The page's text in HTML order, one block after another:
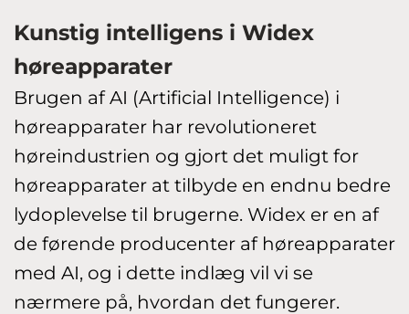
Kunstig intelligens i Widex
høreapparater
Brugen af AI (Artificial Intelligence) i
høreapparater har revolutioneret
høreindustrien og gjort det muligt for
høreapparater at tilbyde en endnu bedre
lydoplevelse til brugerne. Widex er en af
de førende producenter af høreapparater
med AI, og i dette indlæg vil vi se
nærmere på, hvordan det fungerer.